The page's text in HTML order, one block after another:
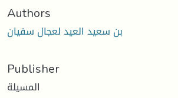
Authors
بن سعيد العيد لعجال سفيان
Publisher
المسيلة